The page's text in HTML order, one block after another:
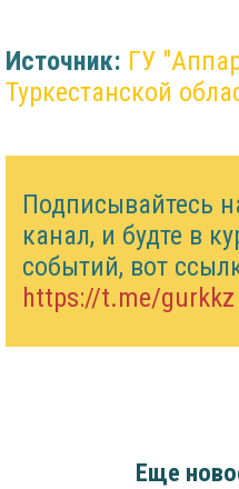
Источник: ГУ
Туркестанской
Подписывайтесь
канал, и будте в
событий, вот
https://t.me/gurkkz
Еще